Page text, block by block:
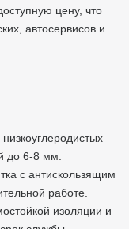
цену, что
автосервисов и
до 6-8 мм.
с антискользящим
работе.
изоляции и